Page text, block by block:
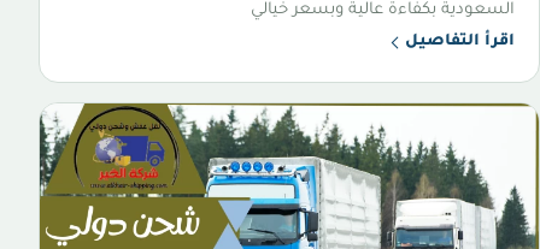
السعودية بكفاءة عالية وبسعر خيالي
اقرأ التفاصيل